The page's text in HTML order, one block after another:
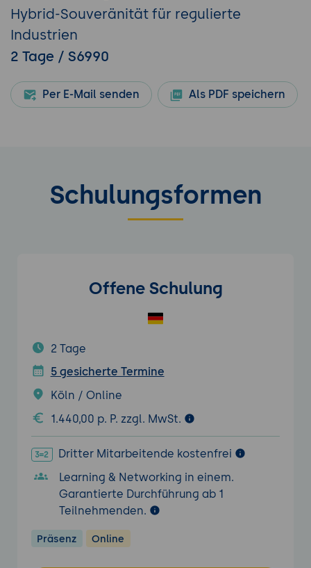
Hybrid-Souveränität für regulierte
Industrien
2 Tage / S6990
Per E-Mail senden Als PDF speichern
Schulungsformen
Offene Schulung
2 Tage
5 gesicherte Termine
Köln / Online
1.440,00 p. P. zzgl. MwSt.
Dritter Mitarbeitende kostenfrei
Learning & Networking in einem.
Garantierte Durchführung ab 1
Teilnehmenden.
Präsenz Online